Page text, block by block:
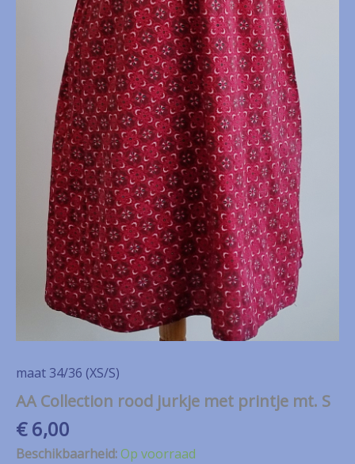
maat 34/36 (XS/S)
AA Collection rood jurkje met printje mt. S
€6,00
Beschikbaarheid:Op voorraad